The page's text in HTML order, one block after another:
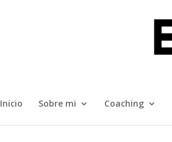
Inicio Sobre mi Coaching